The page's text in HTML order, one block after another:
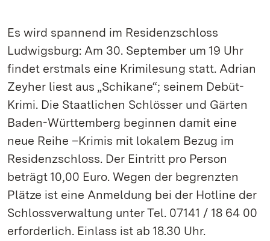
Es wird spannend im Residenzschloss
Ludwigsburg: Am 30. September um 19 Uhr
findet erstmals eine Krimilesung statt. Adrian
Zeyher liest aus „Schikane“; seinem Debüt-
Krimi. Die Staatlichen Schlösser und Gärten
Baden-Württemberg beginnen damit eine
neue Reihe –Krimis mit lokalem Bezug im
Residenzschloss. Der Eintritt pro Person
beträgt 10,00 Euro. Wegen der begrenzten
Plätze ist eine Anmeldung bei der Hotline der
Schlossverwaltung unter Tel. 07141 / 18 64 00
erforderlich. Einlass ist ab 18.30 Uhr.